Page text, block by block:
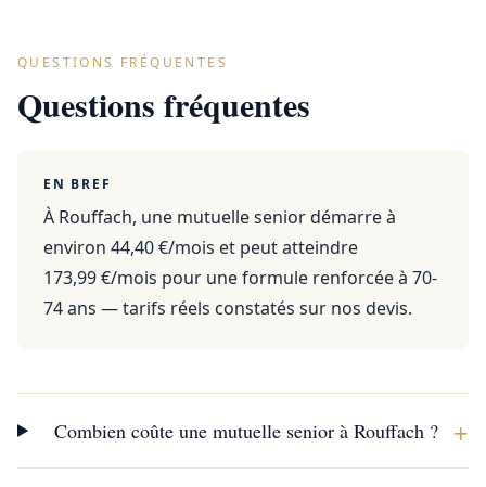
QUESTIONS FRÉQUENTES
Questions fréquentes
EN BREF
À Rouffach, une mutuelle senior démarre à
environ 44,40 €/mois et peut atteindre
173,99 €/mois pour une formule renforcée à 70-
74 ans — tarifs réels constatés sur nos devis.
Combien coûte une mutuelle senior à Rouffach ? +